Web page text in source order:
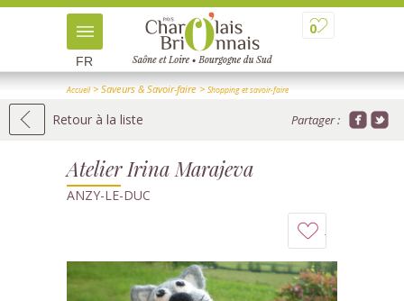
0
FR
Accueil> Saveurs & Savoir-faire > Shopping et savoir-faire
Retour à la liste Partager :
Atelier Irina Marajeva
ANZY-LE-DUC
à